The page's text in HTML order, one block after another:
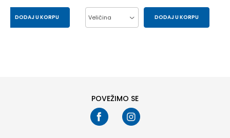
DODAJ U KORPU Veličina DODAJ U KORPU
POVEŽIMO SE